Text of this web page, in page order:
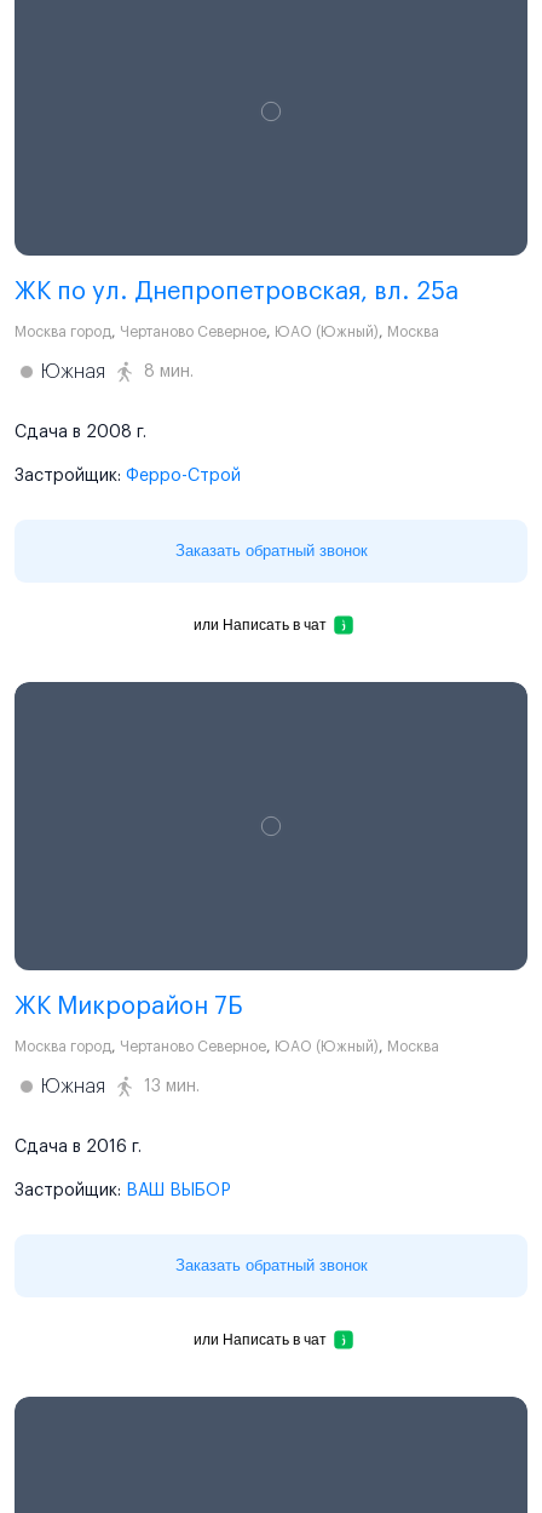
ЖК по ул. Днепропетровская, вл. 25а
Москва город, Чертаново Северное, ЮАО (Южный), Москва
Южная 8 мин.
Сдача в 2008 г.
Застройщик: Ферро-Строй
Заказать обратный звонок
или Написать в чат
ЖК Микрорайон 7Б
Москва город, Чертаново Северное, ЮАО (Южный), Москва
Южная 13 мин.
Сдача в 2016 г.
Застройщик: ВАШ ВЫБОР
Заказать обратный звонок
или Написать в чат